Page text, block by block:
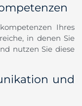
Ihres
in denen Sie
nutzen Sie diese
und